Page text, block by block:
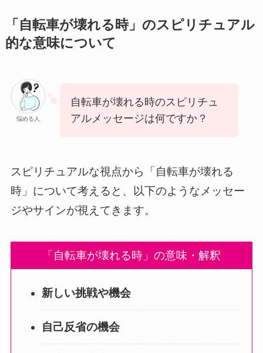
「自転車が壊れる時」のスピリチュアル
的な意味について
悩める人
自転車が壊れる時のスピリチュ
アルメッセージは何ですか？
スピリチュアルな視点から「自転車が壊れる
時」について考えると、以下のようなメッセー
ジやサインが視えてきます。
「自転車が壊れる時」の意味・解釈
新しい挑戦や機会
自己反省の機会